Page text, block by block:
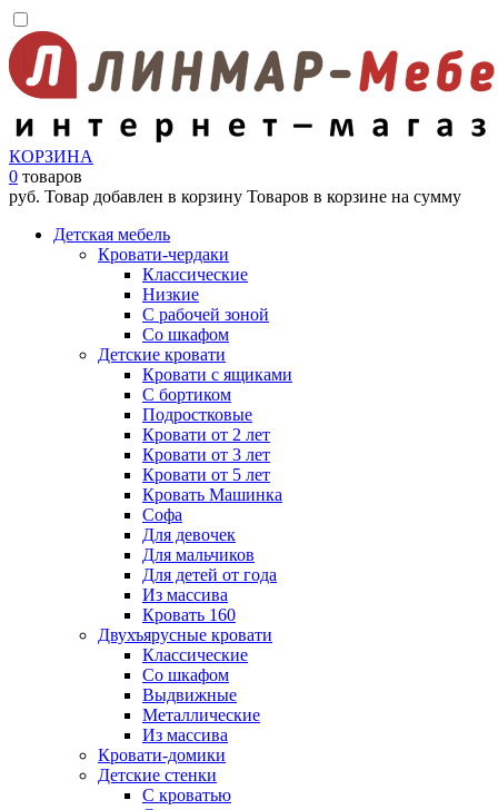
КОРЗИНА
0 товаров
руб. Товар добавлен в корзину Товаров в корзине на сумму
Детская мебель
Кровати-чердаки
Классические
Низкие
С рабочей зоной
Со шкафом
Детские кровати
Кровати с ящиками
С бортиком
Подростковые
Кровати от 2 лет
Кровати от 3 лет
Кровати от 5 лет
Кровать Машинка
Софа
Для девочек
Для мальчиков
Для детей от года
Из массива
Кровать 160
Двухъярусные кровати
Классические
Со шкафом
Выдвижные
Металлические
Из массива
Кровати-домики
Детские стенки
С кроватью